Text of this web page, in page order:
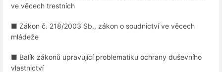
ve věcech trestních
■ Zákon č. 218/2003 Sb., zákon o soudnictví ve věcech
mládeže
■ Balík zákonů upravující problematiku ochrany duševního
vlastnictví